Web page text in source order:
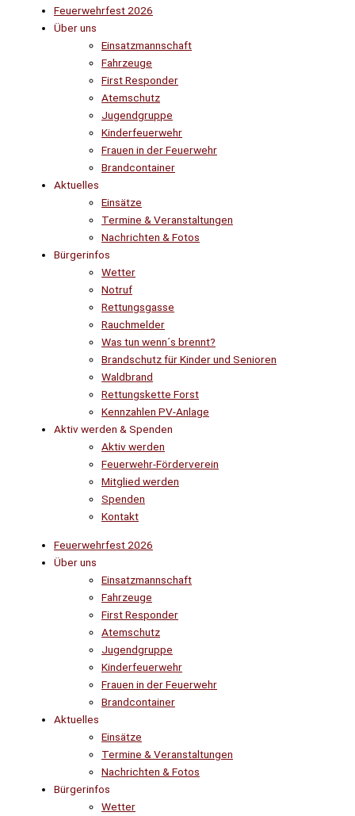
Feuerwehrfest 2026
Über uns
Einsatzmannschaft
Fahrzeuge
First Responder
Atemschutz
Jugendgruppe
Kinderfeuerwehr
Frauen in der Feuerwehr
Brandcontainer
Aktuelles
Einsätze
Termine & Veranstaltungen
Nachrichten & Fotos
Bürgerinfos
Wetter
Notruf
Rettungsgasse
Rauchmelder
Was tun wenn´s brennt?
Brandschutz für Kinder und Senioren
Waldbrand
Rettungskette Forst
Kennzahlen PV-Anlage
Aktiv werden & Spenden
Aktiv werden
Feuerwehr-Förderverein
Mitglied werden
Spenden
Kontakt
Feuerwehrfest 2026
Über uns
Einsatzmannschaft
Fahrzeuge
First Responder
Atemschutz
Jugendgruppe
Kinderfeuerwehr
Frauen in der Feuerwehr
Brandcontainer
Aktuelles
Einsätze
Termine & Veranstaltungen
Nachrichten & Fotos
Bürgerinfos
Wetter